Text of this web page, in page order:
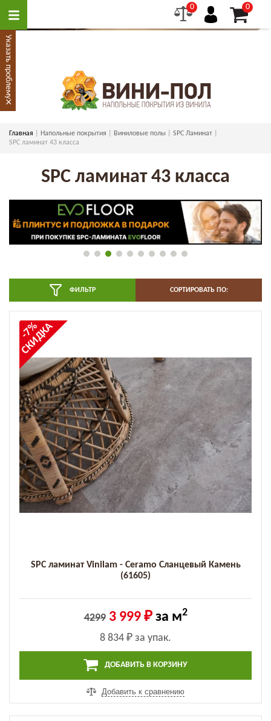
0 0
Главная Напольные покрытия Виниловые полы
SPC Ламинат
SPC ламинат 43 класса
SPC ламинат 43 класса
ФИЛЬТР СОРТИРОВАТЬ ПО:
-7%
СКИДКА
SPC ламинат Vinilam - Ceramo Сланцевый Камень
(61605)
4299 3 999 ₽за м2
8 834 ₽ за упак.
ДОБАВИТЬ В КОРЗИНУ
Добавить к сравнению
Указать проблему
×